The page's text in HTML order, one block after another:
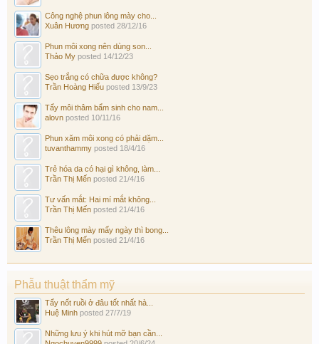
Công nghệ phun lông mày cho...
Xuân Hương posted 28/12/16
Phun môi xong nên dùng son...
Thảo My posted 14/12/23
Sẹo trắng có chữa được không?
Trần Hoàng Hiếu posted 13/9/23
Tẩy môi thâm bẩm sinh cho nam...
alovn posted 10/11/16
Phun xăm môi xong có phải dặm...
tuvanthammy posted 18/4/16
Trẻ hóa da có hại gì không, làm...
Trần Thị Mến posted 21/4/16
Tư vấn mắt: Hai mí mắt không...
Trần Thị Mến posted 21/4/16
Thêu lông mày mấy ngày thì bong...
Trần Thị Mến posted 21/4/16
Phẫu thuật thẩm mỹ
Tẩy nốt ruồi ở đâu tốt nhất hà...
Huệ Minh posted 27/7/19
Những lưu ý khi hút mỡ bạn cần...